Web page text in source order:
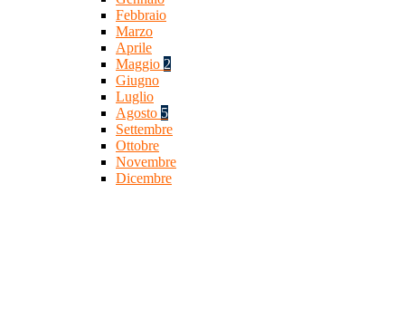
Febbraio
Marzo
Aprile
Maggio 2
Giugno
Luglio
Agosto 5
Settembre
Ottobre
Novembre
Dicembre